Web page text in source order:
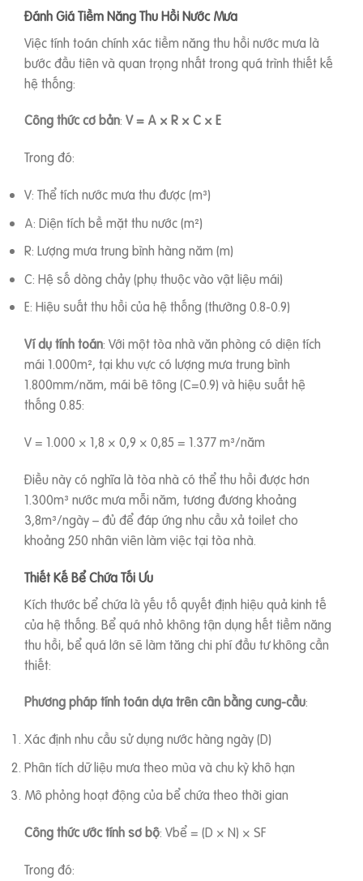
Đánh Giá Tiềm Năng Thu Hồi Nước Mưa
Việc tính toán chính xác tiềm năng thu hồi nước mưa là
bước đầu tiên và quan trọng nhất trong quá trình thiết kế
hệ thống:
Công thức cơ bản: V = A × R × C × E
Trong đó:
V: Thể tích nước mưa thu được (m³)
A: Diện tích bề mặt thu nước (m²)
R: Lượng mưa trung bình hàng năm (m)
C: Hệ số dòng chảy (phụ thuộc vào vật liệu mái)
E: Hiệu suất thu hồi của hệ thống (thường 0.8-0.9)
Ví dụ tính toán: Với một tòa nhà văn phòng có diện tích
mái 1.000m², tại khu vực có lượng mưa trung bình
1.800mm/năm, mái bê tông (C=0.9) và hiệu suất hệ
thống 0.85:
V = 1.000 × 1,8 × 0,9 × 0,85 = 1.377 m³/năm
Điều này có nghĩa là tòa nhà có thể thu hồi được hơn
1.300m³ nước mưa mỗi năm, tương đương khoảng
3,8m³/ngày – đủ để đáp ứng nhu cầu xả toilet cho
khoảng 250 nhân viên làm việc tại tòa nhà.
Thiết Kế Bể Chứa Tối Ưu
Kích thước bể chứa là yếu tố quyết định hiệu quả kinh tế
của hệ thống. Bể quá nhỏ không tận dụng hết tiềm năng
thu hồi, bể quá lớn sẽ làm tăng chi phí đầu tư không cần
thiết:
Phương pháp tính toán dựa trên cân bằng cung-cầu:
Xác định nhu cầu sử dụng nước hàng ngày (D)
Phân tích dữ liệu mưa theo mùa và chu kỳ khô hạn
Mô phỏng hoạt động của bể chứa theo thời gian
Công thức ước tính sơ bộ: Vbể = (D × N) × SF
Trong đó: